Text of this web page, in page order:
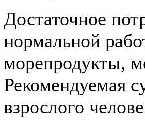
Достаточное
нормальной
морепродукты,
Рекомендуемая
взрослого